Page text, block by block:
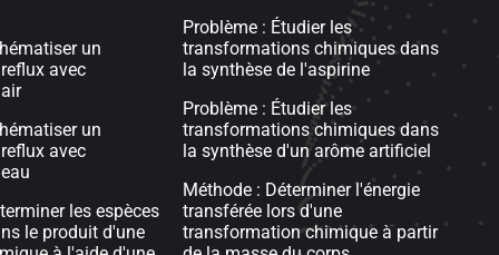
un
avec
un
avec
les espèces
le produit d'une
Problème : Étudier les
transformations chimiques dans
la synthèse de l'aspirine
Problème : Étudier les
transformations chimiques dans
la synthèse d'un arôme artificiel
Méthode : Déterminer l'énergie
transférée lors d'une
transformation chimique à partir